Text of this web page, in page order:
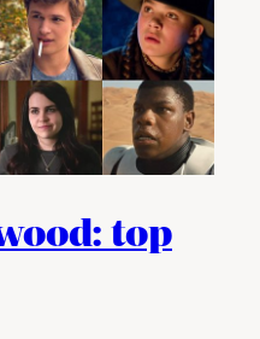
top